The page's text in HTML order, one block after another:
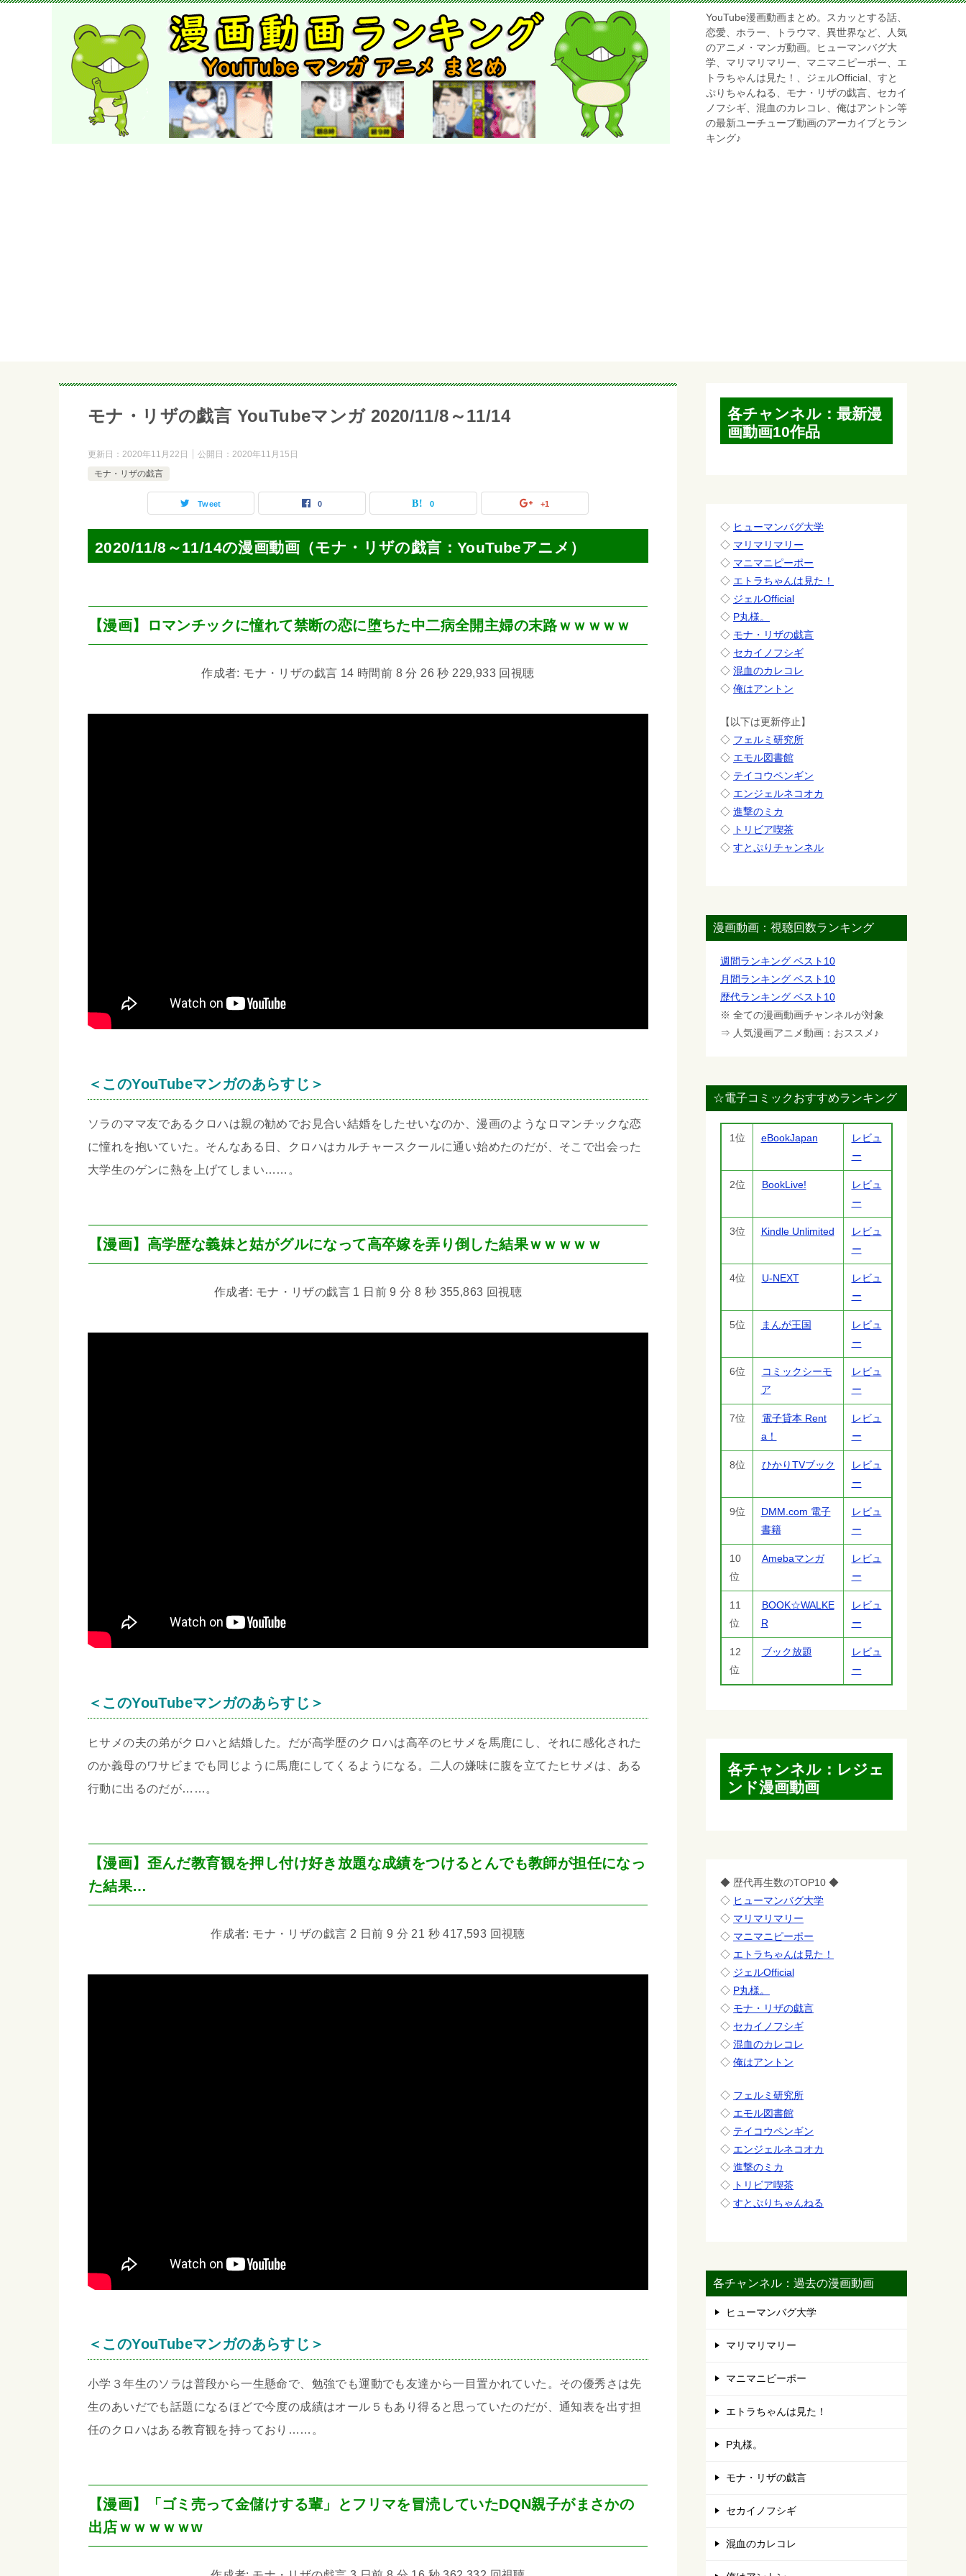
YouTube漫画動画まとめ。スカッとする話、
恋愛、ホラー、トラウマ、異世界など、人気
のアニメ・マンガ動画。ヒューマンバグ大
学、マリマリマリー、マニマニピーポー、エ
トラちゃんは見た！、ジェルOfficial、すと
ぷりちゃんねる、モナ・リザの戯言、セカイ
ノフシギ、混血のカレコレ、俺はアントン等
の最新ユーチューブ動画のアーカイブとラン
キング♪
モナ・リザの戯言 YouTubeマンガ 2020/11/8～11/14
更新日： 2020年11月22日 公開日： 2020年11月15日
モナ・リザの戯言
Tweet 0 0 +1
2020/11/8～11/14の漫画動画（モナ・リザの戯言：YouTubeアニメ）
【漫画】ロマンチックに憧れて禁断の恋に堕ちた中二病全開主婦の末路ｗｗｗｗｗ
作成者: モナ・リザの戯言 14 時間前 8 分 26 秒 229,933 回視聴
＜このYouTubeマンガのあらすじ＞
ソラのママ友であるクロハは親の勧めでお見合い結婚をしたせいなのか、漫画のようなロマンチックな恋
に憧れを抱いていた。そんなある日、クロハはカルチャースクールに通い始めたのだが、そこで出会った
大学生のゲンに熱を上げてしまい……。
【漫画】高学歴な義妹と姑がグルになって高卒嫁を弄り倒した結果ｗｗｗｗｗ
作成者: モナ・リザの戯言 1 日前 9 分 8 秒 355,863 回視聴
＜このYouTubeマンガのあらすじ＞
ヒサメの夫の弟がクロハと結婚した。だが高学歴のクロハは高卒のヒサメを馬鹿にし、それに感化された
のか義母のワサビまでも同じように馬鹿にしてくるようになる。二人の嫌味に腹を立てたヒサメは、ある
行動に出るのだが……。
【漫画】歪んだ教育観を押し付け好き放題な成績をつけるとんでも教師が担任になっ
た結果…
作成者: モナ・リザの戯言 2 日前 9 分 21 秒 417,593 回視聴
＜このYouTubeマンガのあらすじ＞
小学３年生のソラは普段から一生懸命で、勉強でも運動でも友達から一目置かれていた。その優秀さは先
生のあいだでも話題になるほどで今度の成績はオール５もあり得ると思っていたのだが、通知表を出す担
任のクロハはある教育観を持っており……。
【漫画】「ゴミ売って金儲けする輩」とフリマを冒涜していたDQN親子がまさかの
出店ｗｗｗｗｗw
各チャンネル：最新漫
画動画10作品
◇ ヒューマンバグ大学
◇ マリマリマリー
◇ マニマニピーポー
◇ エトラちゃんは見た！
◇ ジェルOfficial
◇ P丸様。
◇ モナ・リザの戯言
◇ セカイノフシギ
◇ 混血のカレコレ
◇ 俺はアントン
【以下は更新停止】
◇ フェルミ研究所
◇ エモル図書館
◇ テイコウペンギン
◇ エンジェルネコオカ
◇ 進撃のミカ
◇ トリビア喫茶
◇ すとぷりチャンネル
漫画動画：視聴回数ランキング
週間ランキング ベスト10
月間ランキング ベスト10
歴代ランキング ベスト10
※ 全ての漫画動画チャンネルが対象
⇒ 人気漫画アニメ動画：おススメ♪
☆電子コミックおすすめランキング
1位 eBookJapan
レビュ
ー
2位 BookLive!
レビュ
ー
3位 Kindle Unlimited
レビュ
ー
4位 U-NEXT
レビュ
ー
5位 まんが王国
レビュ
ー
6位
コミックシーモ
ア
レビュ
ー
7位
電子貸本 Rent
a！
レビュ
ー
8位 ひかりTVブック
レビュ
ー
9位
DMM.com 電子
書籍
レビュ
ー
10
位
Amebaマンガ
レビュ
ー
11
位
BOOK☆WALKE
R
レビュ
ー
12
位
ブック放題
レビュ
ー
各チャンネル：レジェ
ンド漫画動画
◆ 歴代再生数のTOP10 ◆
◇ ヒューマンバグ大学
◇ マリマリマリー
◇ マニマニピーポー
◇ エトラちゃんは見た！
◇ ジェルOfficial
◇ P丸様。
◇ モナ・リザの戯言
◇ セカイノフシギ
◇ 混血のカレコレ
◇ 俺はアントン
◇ フェルミ研究所
◇ エモル図書館
◇ テイコウペンギン
◇ エンジェルネコオカ
◇ 進撃のミカ
◇ トリビア喫茶
◇ すとぷりちゃんねる
各チャンネル：過去の漫画動画
ヒューマンバグ大学
マリマリマリー
マニマニピーポー
エトラちゃんは見た！
P丸様。
モナ・リザの戯言
セカイノフシギ
混血のカレコレ